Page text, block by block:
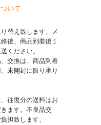
いて
替え致します。メ
後、商品到着後１
ください。
交換は、商品到着
未開封に限り承り
往復分の送料はお
ます。不良品交
担致します。